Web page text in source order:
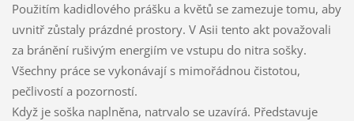
Použitím kadidlového prášku a květů se zamezuje tomu, aby
uvnitř zůstaly prázdné prostory. V Asii tento akt považovali
za bránění rušivým energiím ve vstupu do nitra sošky.
Všechny práce se vykonávají s mimořádnou čistotou,
pečlivostí a pozorností.
Když je soška naplněna, natrvalo se uzavírá. Představuje